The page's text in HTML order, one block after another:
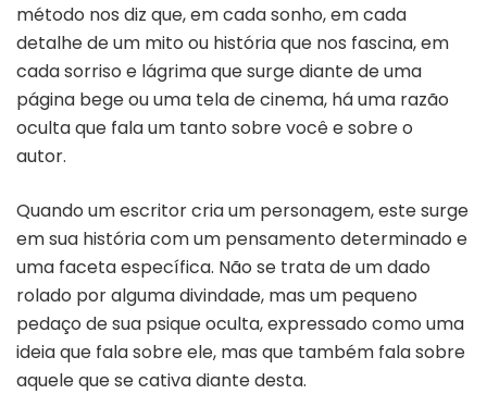
método nos diz que, em cada sonho, em cada
detalhe de um mito ou história que nos fascina, em
cada sorriso e lágrima que surge diante de uma
página bege ou uma tela de cinema, há uma razão
oculta que fala um tanto sobre você e sobre o
autor.
Quando um escritor cria um personagem, este surge
em sua história com um pensamento determinado e
uma faceta específica. Não se trata de um dado
rolado por alguma divindade, mas um pequeno
pedaço de sua psique oculta, expressado como uma
ideia que fala sobre ele, mas que também fala sobre
aquele que se cativa diante desta.